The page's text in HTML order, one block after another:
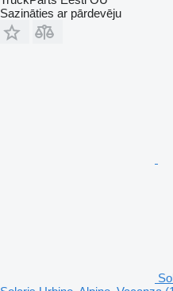
Sazināties ar pārdevēju